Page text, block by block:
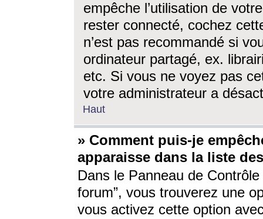
empêche l’utilisation de
rester connecté, cochez
n’est pas recommandé si
ordinateur partagé, ex.
etc. Si vous ne voyez pas
votre administrateur a
Haut
» Comment puis-je
apparaisse dans la liste
Dans le Panneau de
forum”, vous trouverez une
vous activez cette option